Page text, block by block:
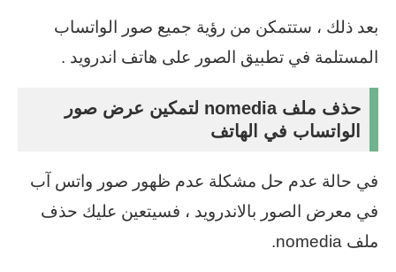
بعد ذلك ، ستتمكن من رؤية جميع صور الواتساب
المستلمة في تطبيق الصور على هاتف اندرويد .
حذف ملف nomedia لتمكين عرض صور
الواتساب في الهاتف
في حالة عدم حل مشكلة عدم ظهور صور واتس آب
في معرض الصور بالاندرويد ، فسيتعين عليك حذف
ملف nomedia.